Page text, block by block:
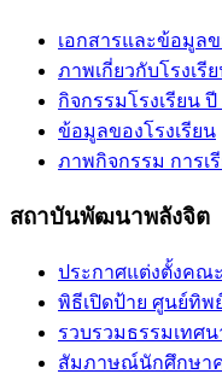
เอกสารและข้อมูลข
ภาพเกี่ยวกับโรงเรี
กิจกรรมโรงเรียน ปี
ข้อมูลของโรงเรียน
ภาพกิจกรรม การ
สถาบันพัฒนาพลังจิต
ประกาศแต่งตั้งค
พิธีเปิดป้าย ศูนย์ทิพ
รวบรวมธรรมเทศ
สัมภาษณ์นักศึกษาค